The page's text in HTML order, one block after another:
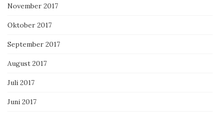
November 2017
Oktober 2017
September 2017
August 2017
Juli 2017
Juni 2017